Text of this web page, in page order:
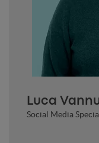
Luca
Social Media